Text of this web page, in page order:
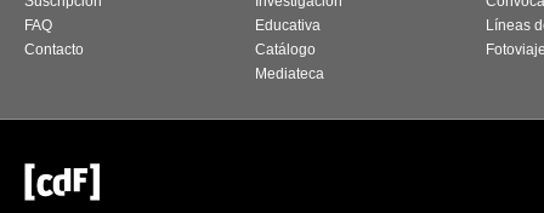
FAQ
Contacto
Educativa
Catálogo
Mediateca
Líneas